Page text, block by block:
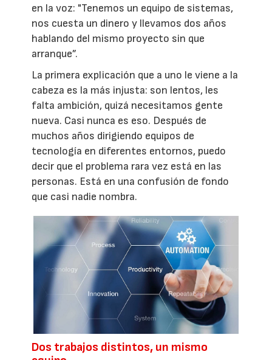
en la voz: "Tenemos un equipo de sistemas,
nos cuesta un dinero y llevamos dos años
hablando del mismo proyecto sin que
arranque”.
La primera explicación que a uno le viene a la
cabeza es la más injusta: son lentos, les
falta ambición, quizá necesitamos gente
nueva. Casi nunca es eso. Después de
muchos años dirigiendo equipos de
tecnología en diferentes entornos, puedo
decir que el problema rara vez está en las
personas. Está en una confusión de fondo
que casi nadie nombra.
Dos trabajos distintos, un mismo